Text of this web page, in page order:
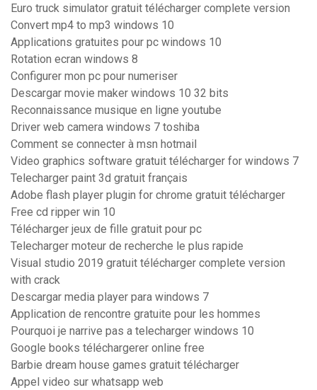
Euro truck simulator gratuit télécharger complete version
Convert mp4 to mp3 windows 10
Applications gratuites pour pc windows 10
Rotation ecran windows 8
Configurer mon pc pour numeriser
Descargar movie maker windows 10 32 bits
Reconnaissance musique en ligne youtube
Driver web camera windows 7 toshiba
Comment se connecter à msn hotmail
Video graphics software gratuit télécharger for windows 7
Telecharger paint 3d gratuit français
Adobe flash player plugin for chrome gratuit télécharger
Free cd ripper win 10
Télécharger jeux de fille gratuit pour pc
Telecharger moteur de recherche le plus rapide
Visual studio 2019 gratuit télécharger complete version
with crack
Descargar media player para windows 7
Application de rencontre gratuite pour les hommes
Pourquoi je narrive pas a telecharger windows 10
Google books téléchargerer online free
Barbie dream house games gratuit télécharger
Appel video sur whatsapp web